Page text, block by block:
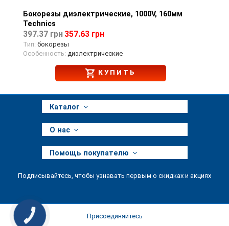
Просмотр товара
Бокорезы диэлектрические, 1000V, 160мм
Technics
397.37 грн 357.63 грн
Тип: бокорезы
Особенность: диэлектрические
КУПИТЬ
Каталог
О нас
Помощь покупателю
Подписывайтесь, чтобы узнавать первым о скидках и акциях
Присоединяйтесь
КНОПКА
ЗВ'ЯЗКУ